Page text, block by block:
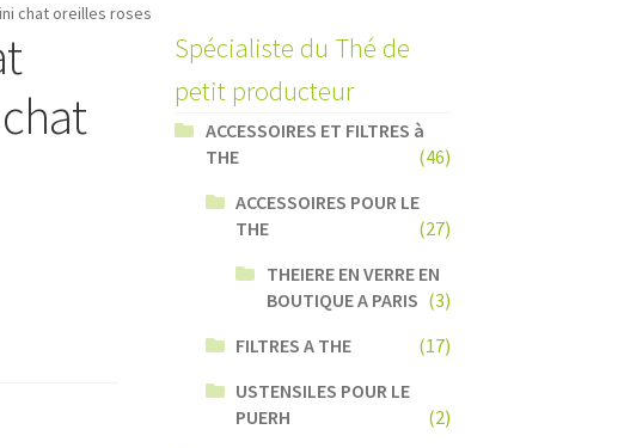
chat oreilles roses
Spécialiste du Thé de
petit producteur
ACCESSOIRES ET FILTRES à
THE
(46)
ACCESSOIRES POUR LE
THE
(27)
THEIERE EN VERRE EN
BOUTIQUE A PARIS (3)
FILTRES A THE
(17)
USTENSILES POUR LE
PUERH
(2)